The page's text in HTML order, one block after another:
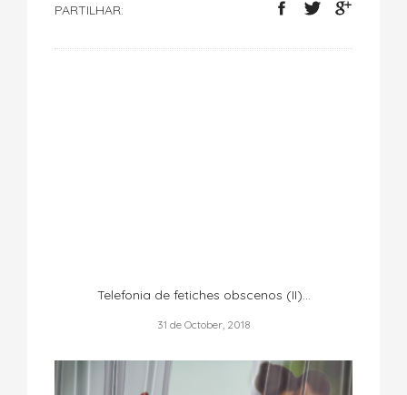
PARTILHAR:
Telefonia de fetiches obscenos (II)...
31 de October, 2018